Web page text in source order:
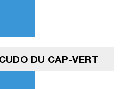
DU CAP-VERT